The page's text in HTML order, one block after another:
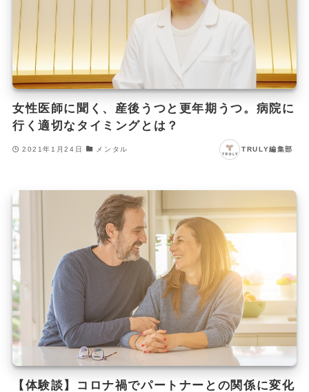
女性医師に聞く、産後うつと更年期うつ。病院に
行く適切なタイミングとは？
2021年1月24日 メンタル TRULY編集部
【体験談】コロナ禍でパートナーとの関係に変化